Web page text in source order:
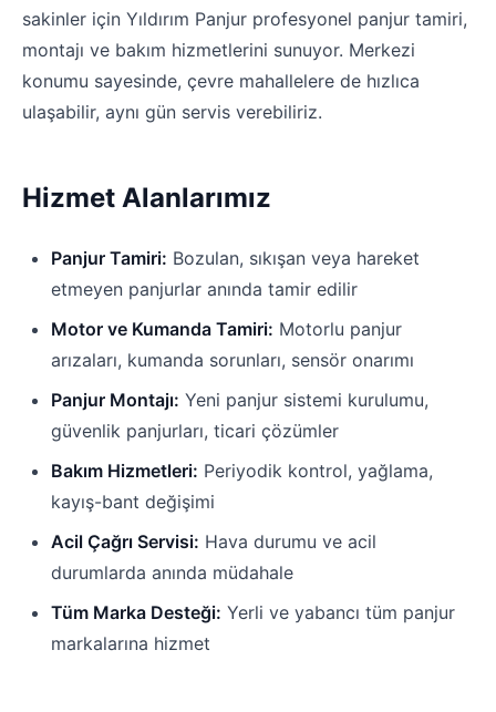
sakinler için Yıldırım Panjur profesyonel panjur tamiri,
montajı ve bakım hizmetlerini sunuyor. Merkezi
konumu sayesinde, çevre mahallelere de hızlıca
ulaşabilir, aynı gün servis verebiliriz.
Hizmet Alanlarımız
Panjur Tamiri: Bozulan, sıkışan veya hareket
etmeyen panjurlar anında tamir edilir
Motor ve Kumanda Tamiri: Motorlu panjur
arızaları, kumanda sorunları, sensör onarımı
Panjur Montajı: Yeni panjur sistemi kurulumu,
güvenlik panjurları, ticari çözümler
Bakım Hizmetleri: Periyodik kontrol, yağlama,
kayış-bant değişimi
Acil Çağrı Servisi: Hava durumu ve acil
durumlarda anında müdahale
Tüm Marka Desteği: Yerli ve yabancı tüm panjur
markalarına hizmet